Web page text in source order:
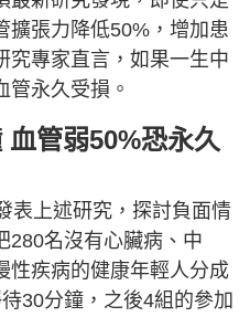
擴張力降低50%，增加患
究專家直言，如果一生中
管永久受損。
管弱50%恐永久
表上述研究，探討負面情
280名沒有心臟病、中
性疾病的健康年輕人分成
30分鐘，之後4組的參加